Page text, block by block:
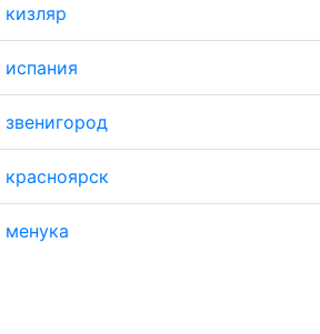
кизляр
испания
звенигород
красноярск
менука